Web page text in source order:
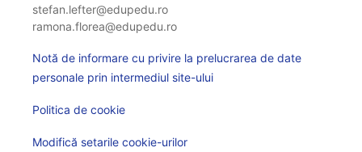
stefan.lefter@edupedu.ro
ramona.florea@edupedu.ro
Notă de informare cu privire la prelucrarea de date
personale prin intermediul site-ului
Politica de cookie
Modifică setarile cookie-urilor